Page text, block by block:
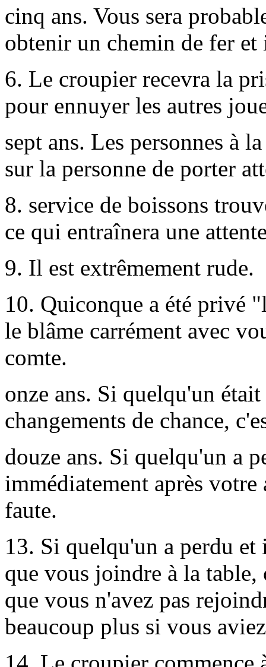
cinq ans. Vous sera
obtenir un chemin de fer
6. Le croupier recevra la
pour ennuyer les autres
sept ans. Les personnes à
sur la personne de porter
8. service de boissons
ce qui entraînera une
9. Il est extrêmement rude.
10. Quiconque a été privé
le blâme carrément avec
comte.
onze ans. Si quelqu'un
changements de chance,
douze ans. Si quelqu'un a
immédiatement après
faute.
13. Si quelqu'un a perdu
que vous joindre à la table,
que vous n'avez pas
beaucoup plus si vous